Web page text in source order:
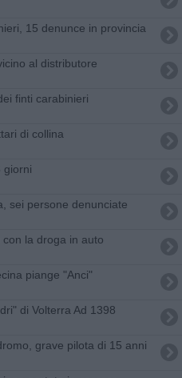
15 denunce in provincia
al distributore
finti carabinieri
di collina
giorni
sei persone denunciate
la droga in auto
piange "Anci"
di Volterra Ad 1398
grave pilota di 15 anni